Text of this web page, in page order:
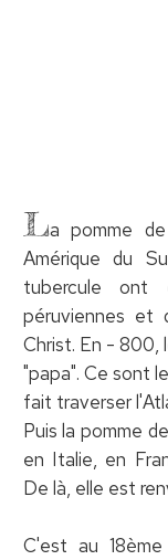
La pomme
Amérique du
tubercule ont
péruviennes et
Christ. En - 800,
"papa". Ce sont
fait traverser
Puis la pomme
en Italie, en
De là, elle est
C'est au